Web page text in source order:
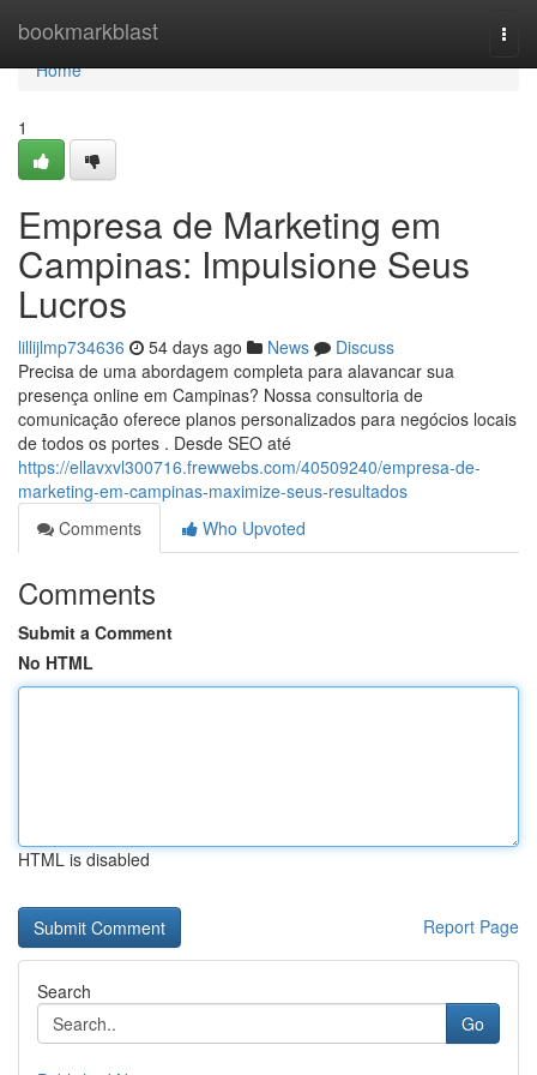
bookmarkblast
Home
Home
1
Empresa de Marketing em
Campinas: Impulsione Seus
Lucros
lillijlmp734636 54 days ago News
Discuss
Precisa de uma abordagem completa para alavancar sua
presença online em Campinas? Nossa consultoria de
comunicação oferece planos personalizados para negócios locais
de todos os portes . Desde SEO até
https://ellavxvl300716.frewwebs.com/40509240/empresa-de-
marketing-em-campinas-maximize-seus-resultados
Comments
Who Upvoted
Comments
Submit a Comment
No HTML
HTML is disabled
Report Page
Search
Go